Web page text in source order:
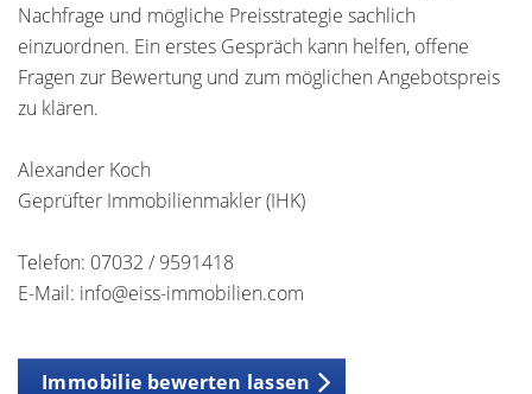
Nachfrage und mögliche Preisstrategie sachlich
einzuordnen. Ein erstes Gespräch kann helfen, offene
Fragen zur Bewertung und zum möglichen Angebotspreis
zu klären.
Alexander Koch
Geprüfter Immobilienmakler (IHK)
Telefon: 07032 / 9591418
E-Mail: info@eiss-immobilien.com
Immobilie bewerten lassen